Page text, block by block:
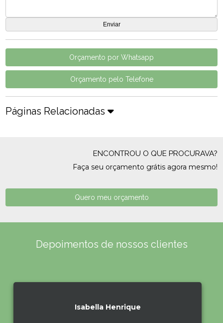
Orçamento por Whatsapp
Orçamento pelo Telefone
Páginas Relacionadas
ENCONTROU O QUE PROCURAVA?
Faça seu orçamento grátis agora mesmo!
Quero meu orçamento
Depoimentos de nossos clientes
Isabella Henrique